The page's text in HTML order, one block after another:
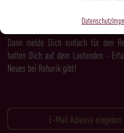
Datenschutz
Dann melde Dich einfach für den
halten Dich auf dem Laufenden -
Neues bei Rehorik gibt!